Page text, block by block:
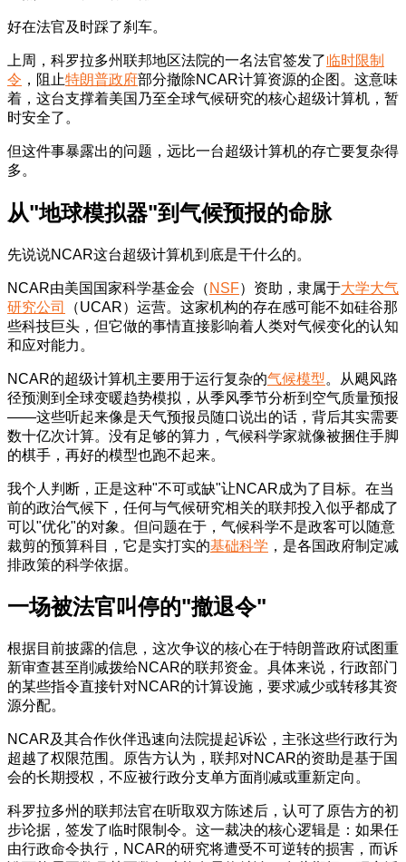
好在法官及时踩了刹车。
上周，科罗拉多州联邦地区法院的一名法官签发了临时限制
令 ，阻止特朗普政府部分撤除NCAR计算资源的企图。这意味
着，这台支撑着美国乃至全球气候研究的核心超级计算机，暂
时安全了。
但这件事暴露出的问题，远比一台超级计算机的存亡要复杂得
多。
从"地球模拟器"到气候预报的命脉
先说说NCAR这台超级计算机到底是干什么的。
NCAR由美国国家科学基金会（ NSF）资助，隶属于大学大气
研究公司
（UCAR）运营。这家机构的存在感可能不如硅谷那
些科技巨头，但它做的事情直接影响着人类对气候变化的认知
和应对能力。
NCAR的超级计算机主要用于运行复杂的气候模型。从飓风路
径预测到全球变暖趋势模拟，从季风季节分析到空气质量预报
——这些听起来像是天气预报员随口说出的话，背后其实需要
数十亿次计算。没有足够的算力，气候科学家就像被捆住手脚
的棋手，再好的模型也跑不起来。
我个人判断，正是这种"不可或缺"让NCAR成为了目标。在当
前的政治气候下，任何与气候研究相关的联邦投入似乎都成了
可以"优化"的对象。但问题在于，气候科学不是政客可以随意
裁剪的预算科目，它是实打实的基础科学 ，是各国政府制定减
排政策的科学依据。
一场被法官叫停的"撤退令"
根据目前披露的信息，这次争议的核心在于特朗普政府试图重
新审查甚至削减拨给NCAR的联邦资金。具体来说，行政部门
的某些指令直接针对NCAR的计算设施，要求减少或转移其资
源分配。
NCAR及其合作伙伴迅速向法院提起诉讼，主张这些行政行为
超越了权限范围。原告方认为，联邦对NCAR的资助是基于国
会的长期授权，不应被行政分支单方面削减或重新定向。
科罗拉多州的联邦法官在听取双方陈述后，认可了原告方的初
步论据，签发了临时限制令。这一裁决的核心逻辑是：如果任
由行政命令执行，NCAR的研究将遭受不可逆转的损害，而诉